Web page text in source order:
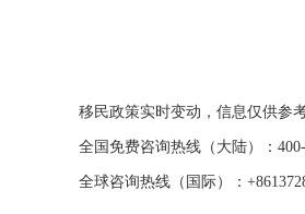
移民政策实时变动，信息仅供参
全国免费咨询热线（大陆）：
全球咨询热线（国际）：